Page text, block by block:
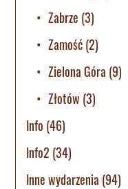
Zabrze (3)
Zamość(2)
Zielona Góra (9)
Złotów (3)
Info (46)
Info2 (34)
Inne wydarzenia (94)